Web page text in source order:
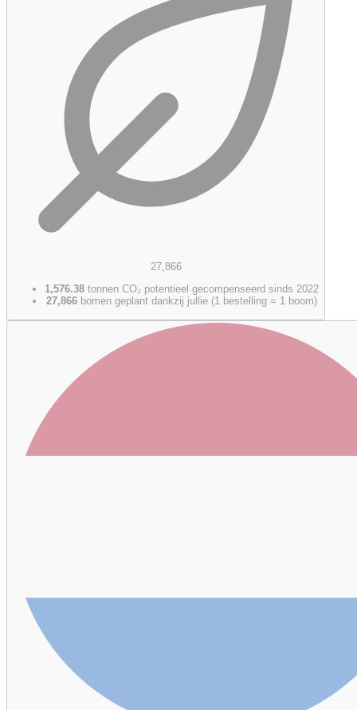
27,866
1,576.38 tonnen CO₂ potentieel gecompenseerd sinds 2022
27,866 bomen geplant dankzij jullie (1 bestelling = 1 boom)